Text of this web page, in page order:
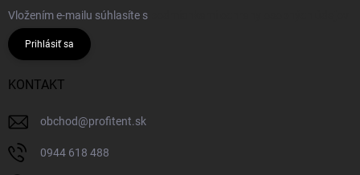
Vložením e-mailu súhlasíte s
Prihlásiť sa
KONTAKT
obchod@profitent.sk
0944 618 488